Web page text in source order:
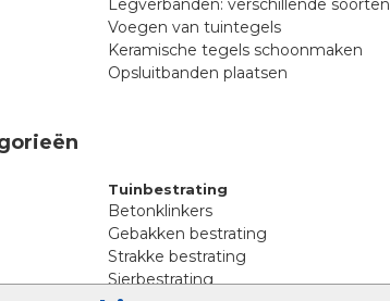
Legverbanden: verschillende soorten
Voegen van tuintegels
Keramische tegels schoonmaken
Opsluitbanden plaatsen
Tuinbestrating
Betonklinkers
Gebakken bestrating
Strakke bestrating
Sierbestrating